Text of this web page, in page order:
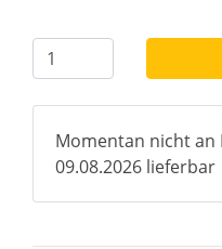
Momentan nicht an
09.08.2026 lieferbar